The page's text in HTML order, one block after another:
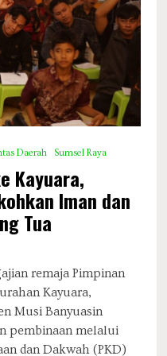
Daerah Sumsel Raya
Kayuara,
Iman dan
Tua
remaja Pimpinan
Kayuara,
Musi Banyuasin
pembinaan melalui
dan Dakwah (PKD)